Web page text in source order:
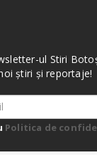
ul Stiri
știri și reportaje!
Politica de